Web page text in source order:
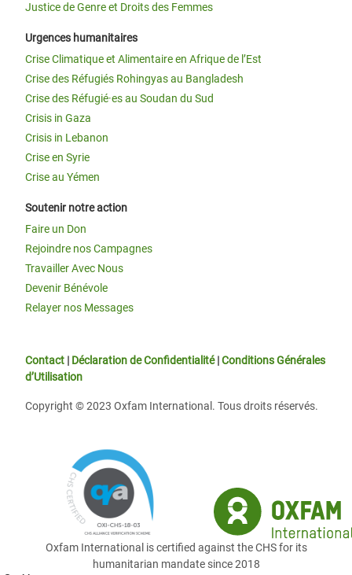
Justice de Genre et Droits des Femmes
Urgences humanitaires
Crise Climatique et Alimentaire en Afrique de l’Est
Crise des Réfugiés Rohingyas au Bangladesh
Crise des Réfugié·es au Soudan du Sud
Crisis in Gaza
Crisis in Lebanon
Crise en Syrie
Crise au Yémen
Soutenir notre action
Faire un Don
Rejoindre nos Campagnes
Travailler Avec Nous
Devenir Bénévole
Relayer nos Messages
Contact | Déclaration de Confidentialité|Conditions Générales
d’Utilisation
Copyright © 2023 Oxfam International. Tous droits réservés.
Oxfam International is certified against the CHS for its
humanitarian mandate since 2018